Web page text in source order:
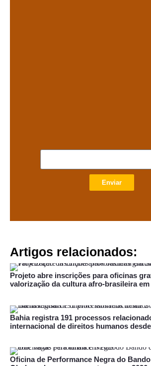
Enviar
Artigos relacionados:
Projeto abre inscrições para oficinas
valorização da cultura afro-brasileira
Bahia registra 191 processos
internacional de direitos humanos
Oficina de Performance Negra do